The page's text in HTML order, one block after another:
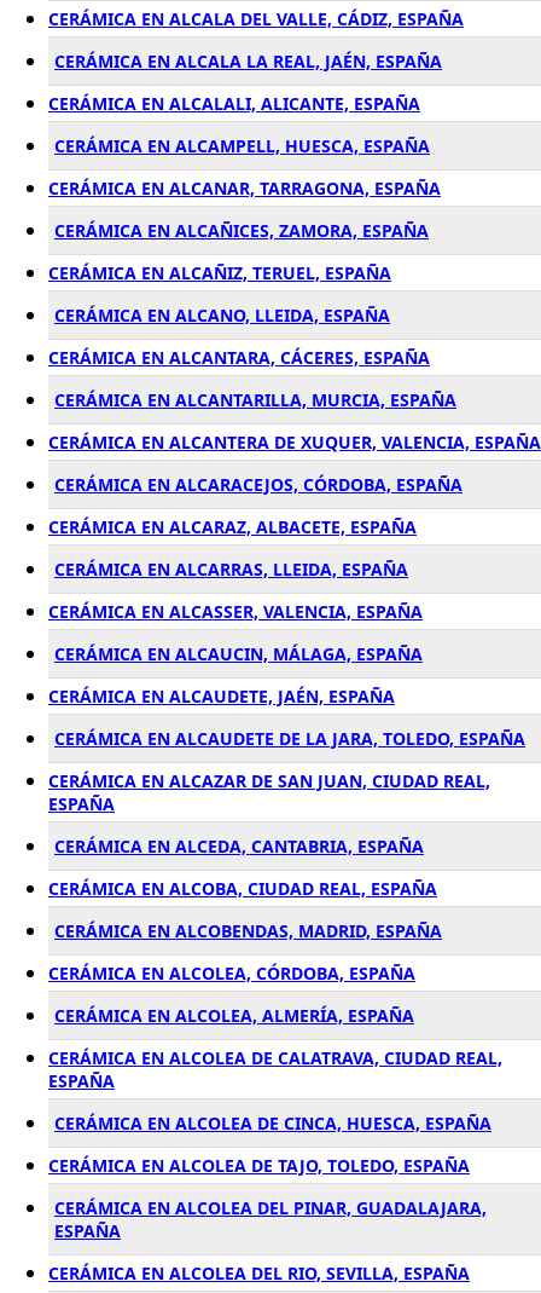
CERÁMICA EN ALCALA DEL VALLE, CÁDIZ, ESPAÑA
CERÁMICA EN ALCALA LA REAL, JAÉN, ESPAÑA
CERÁMICA EN ALCALALI, ALICANTE, ESPAÑA
CERÁMICA EN ALCAMPELL, HUESCA, ESPAÑA
CERÁMICA EN ALCANAR, TARRAGONA, ESPAÑA
CERÁMICA EN ALCAÑICES, ZAMORA, ESPAÑA
CERÁMICA EN ALCAÑIZ, TERUEL, ESPAÑA
CERÁMICA EN ALCANO, LLEIDA, ESPAÑA
CERÁMICA EN ALCANTARA, CÁCERES, ESPAÑA
CERÁMICA EN ALCANTARILLA, MURCIA, ESPAÑA
CERÁMICA EN ALCANTERA DE XUQUER, VALENCIA, ESPAÑA
CERÁMICA EN ALCARACEJOS, CÓRDOBA, ESPAÑA
CERÁMICA EN ALCARAZ, ALBACETE, ESPAÑA
CERÁMICA EN ALCARRAS, LLEIDA, ESPAÑA
CERÁMICA EN ALCASSER, VALENCIA, ESPAÑA
CERÁMICA EN ALCAUCIN, MÁLAGA, ESPAÑA
CERÁMICA EN ALCAUDETE, JAÉN, ESPAÑA
CERÁMICA EN ALCAUDETE DE LA JARA, TOLEDO, ESPAÑA
CERÁMICA EN ALCAZAR DE SAN JUAN, CIUDAD REAL,
ESPAÑA
CERÁMICA EN ALCEDA, CANTABRIA, ESPAÑA
CERÁMICA EN ALCOBA, CIUDAD REAL, ESPAÑA
CERÁMICA EN ALCOBENDAS, MADRID, ESPAÑA
CERÁMICA EN ALCOLEA, CÓRDOBA, ESPAÑA
CERÁMICA EN ALCOLEA, ALMERÍA, ESPAÑA
CERÁMICA EN ALCOLEA DE CALATRAVA, CIUDAD REAL,
ESPAÑA
CERÁMICA EN ALCOLEA DE CINCA, HUESCA, ESPAÑA
CERÁMICA EN ALCOLEA DE TAJO, TOLEDO, ESPAÑA
CERÁMICA EN ALCOLEA DEL PINAR, GUADALAJARA,
ESPAÑA
CERÁMICA EN ALCOLEA DEL RIO, SEVILLA, ESPAÑA